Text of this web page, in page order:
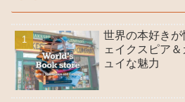
世界の本好き
ェイクスピア
ュイな魅力